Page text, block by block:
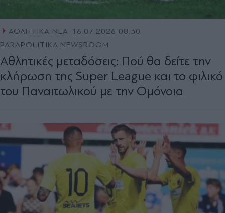
ΑΘΛΗΤΙΚΑ ΝΕΑ 16.07.2026 08:30
PARAPOLITIKA NEWSROOM
Αθλητικές μεταδόσεις: Πού θα δείτε την
κλήρωση της Super League και το φιλικό
του Παναιτωλικού με την Ομόνοια